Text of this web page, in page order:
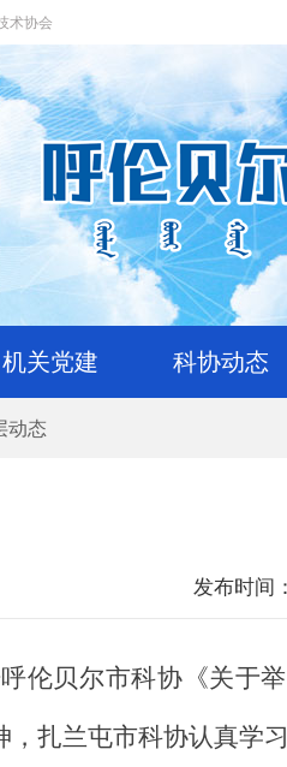
术协会
机关党建 科协动态
动态
发布时间：
呼伦贝尔市科协《关于
扎兰屯市科协认真学